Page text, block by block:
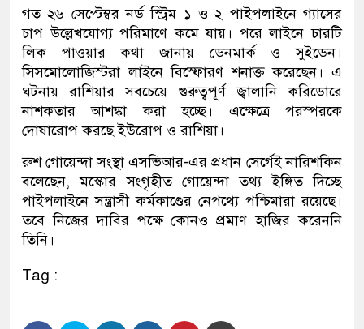
গত ২৬ সেপ্টেম্বর নর্ড স্ট্রিম ১ ও ২ পাইপলাইনে গ্যাসের
চাপ উল্লেখযোগ্য পরিমাণে কমে যায়। পরে লাইনে চারটি
লিক পাওয়ার কথা জানায় ডেনমার্ক ও সুইডেন।
সিসমোলোজিস্টরা লাইনে বিস্ফোরণ শনাক্ত করেছেন। এ
ঘটনায় রাশিয়ার সবচেয়ে গুরুত্বপূর্ণ জ্বালানি করিডোরে
নাশকতার আশঙ্কা করা হচ্ছে। এক্ষেত্রে পরস্পরকে
দোষারোপ করছে ইউরোপ ও রাশিয়া।
রুশ গোয়েন্দা সংস্থা এসভিআর-এর প্রধান সের্গেই নারিশকিন
বলেছেন, মস্কোর সংগৃহীত গোয়েন্দা তথ্য ইঙ্গিত দিচ্ছে
পাইপলাইনে সন্ত্রাসী কর্মকাণ্ডের নেপথ্যে পশ্চিমারা রয়েছে।
তবে নিজের দাবির পক্ষে কোনও প্রমাণ হাজির করেননি
তিনি।
Tag :